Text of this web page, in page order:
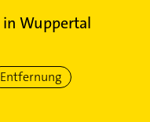
in Wuppertal
Entfernung